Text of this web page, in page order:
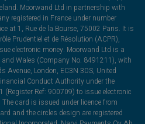
Moorwand Ltd in partnership with
registered in France under number
at 1, Rue de la Bourse, 75002 Paris. It is
Prudentiel et de Résolution (ACPR),
electronic money. Moorwand Ltd is a
Wales (Company No. 8491211), with
Avenue, London, EC3N 3DS, United
Conduct Authority under the
(Register Ref: 900709) to issue electronic
card is issued under licence from
and the circles design are registered